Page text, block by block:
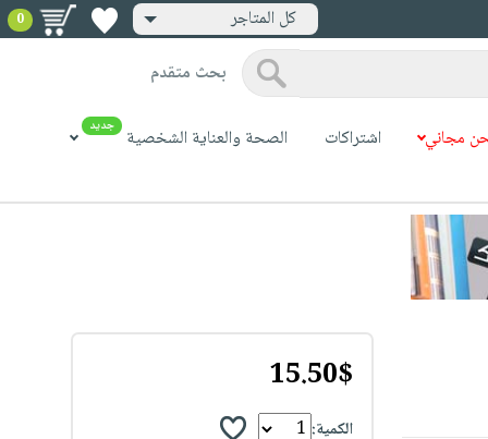
كل المتاجر 0
بحث متقدم
مجاني اشتراكات الصحة والعناية الشخصية جديد
15.50$
الكمية: